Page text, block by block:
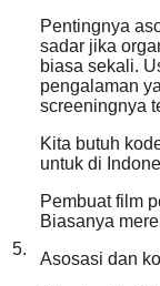
5.
Pentingnya
sadar jika
biasa sekali.
pengalaman
screeningnya
Kita butuh
untuk di
Pembuat film
Biasanya
Asosasi dan